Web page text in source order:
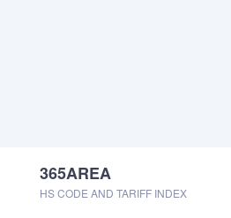
365AREA
HS CODE AND TARIFF INDEX